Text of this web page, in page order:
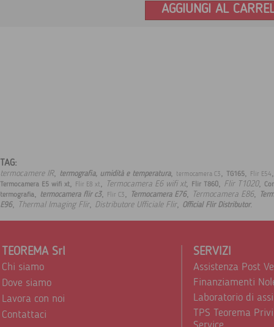
AGGIUNGI AL
TAG:
termocamere IR, termografia, umidità e temperatura, termocamera C3, TG165, Flir E54,
Termocamera E5 wifi xt, Flir E8 xt, Termocamera E6 wifi xt, Flir T860, Flir T1020,
termografia, termocamera flir c3, Flir C3, Termocamera E76, Termocamera E86,
E96, Thermal Imaging Flir, Distributore Ufficiale Flir, Official Flir Distributor.
TEOREMA Srl
Chi siamo
Dove siamo
Lavora con noi
Contattaci
SERVIZI
Assistenza Post
Finanziamenti
Laboratorio di
TPS Teorema